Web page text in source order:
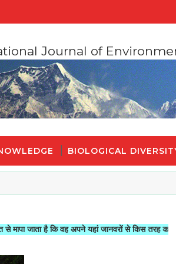
Journal of
BIOLOGICAL
है कि वह अपने यहां जानवरों से किस तरह का सलूक करता